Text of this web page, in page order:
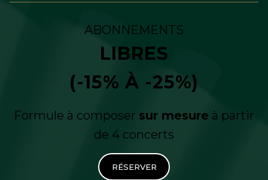
ABONNEMENTS
LIBRES
(-15% À -25%)
Formule à composer sur mesure à partir
de 4 concerts
RÉSERVER